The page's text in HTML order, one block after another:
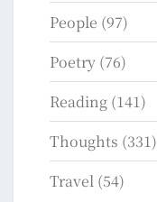
People (97)
Poetry (76)
Reading (141)
Thoughts (331)
Travel (54)